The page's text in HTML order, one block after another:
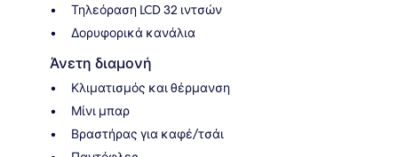
Τηλεόραση LCD 32 ιντσών
Δορυφορικά κανάλια
Άνετη διαμονή
Κλιματισμός και θέρμανση
Μίνι μπαρ
Βραστήρας για καφέ/τσάι